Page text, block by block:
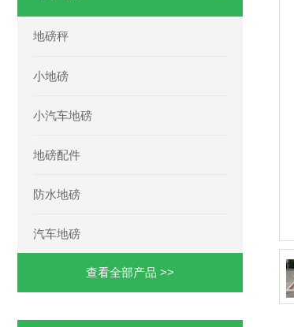
地磅秤
小地磅
小汽车地磅
地磅配件
防水地磅
汽车地磅
查看全部产品 >>